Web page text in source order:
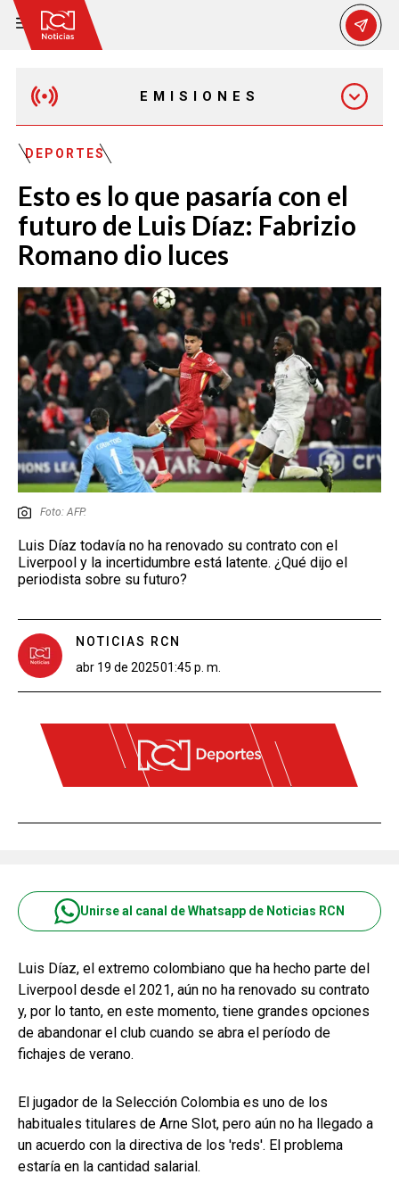
EMISIONES
EMISIÓN 7:00 PM
DEPORTES
Esto es lo que pasaría con el
futuro de Luis Díaz: Fabrizio
Romano dio luces
Foto: AFP.
Luis Díaz todavía no ha renovado su contrato con el
Liverpool y la incertidumbre está latente. ¿Qué dijo el
periodista sobre su futuro?
NOTICIAS RCN
abr 19 de 202501:45 p. m.
Unirse al canal de Whatsapp de Noticias RCN
Luis Díaz, el extremo colombiano que ha hecho parte del
Liverpool desde el 2021, aún no ha renovado su contrato
y, por lo tanto, en este momento, tiene grandes opciones
de abandonar el club cuando se abra el período de
fichajes de verano.
El jugador de la Selección Colombia es uno de los
habituales titulares de Arne Slot, pero aún no ha llegado a
un acuerdo con la directiva de los 'reds'. El problema
estaría en la cantidad salarial.